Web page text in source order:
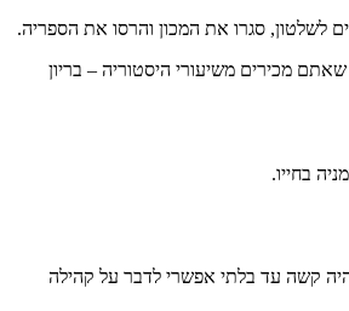
לשלטון, סגרו את המכון והרסו את הספריה.
מכירים משיעורי היסטוריה – בריון
בחייו.
של אחרי 1948, היה קשה עד בלתי אפשרי לדבר על קהילה